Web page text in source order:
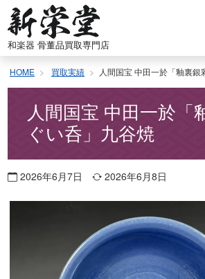
ン和楽器 骨董品買取専門店
HOME 買取実績 人間国宝 中田一於「釉裏銀
人間国宝 中田一於「
ぐい呑」九谷焼
2026年6月7日 2026年6月8日